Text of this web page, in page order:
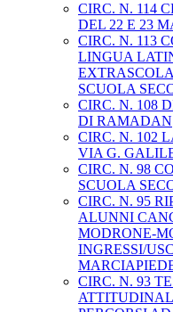
CIRC. N. 114
DEL 22 E 23
CIRC. N. 113
LINGUA
SCUOLA
CIRC. N. 108
DI RAMADAN
CIRC. N. 102
VIA G.
CIRC. N. 98
SCUOLA
CIRC. N. 95
ALUNNI
MODRONE-
INGRESSI/
CIRC. N. 93